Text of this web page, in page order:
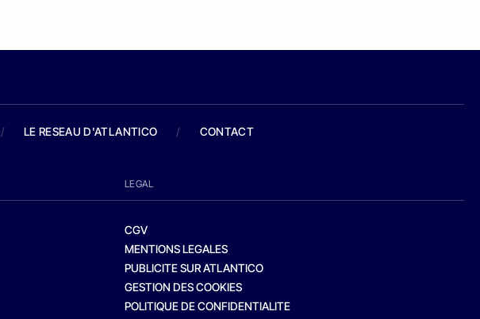
/ LE RESEAU D'ATLANTICO / CONTACT
LEGAL
CGV
MENTIONS LEGALES
PUBLICITE SUR ATLANTICO
GESTION DES COOKIES
POLITIQUE DE CONFIDENTIALITE